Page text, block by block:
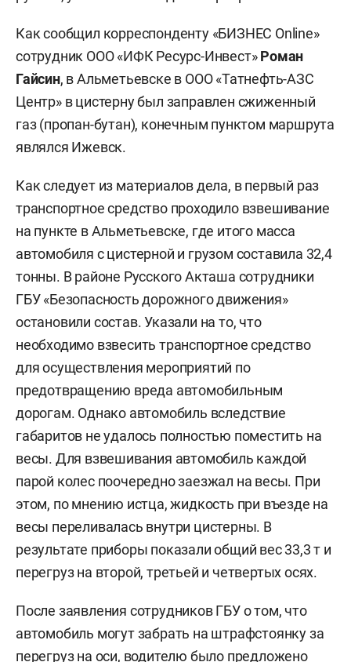
Как сообщил корреспонденту «БИЗНЕС Online»
сотрудник ООО «ИФК Ресурс-Инвест»Роман
Гайсин, в Альметьевске в ООО «Татнефть-АЗС
Центр» в цистерну был заправлен сжиженный
газ (пропан-бутан), конечным пунктом маршрута
являлся Ижевск.
Как следует из материалов дела, в первый раз
транспортное средство проходило взвешивание
на пункте в Альметьевске, где итого масса
автомобиля с цистерной и грузом составила 32,4
тонны. В районе Русского Акташа сотрудники
ГБУ «Безопасность дорожного движения»
остановили состав. Указали на то, что
необходимо взвесить транспортное средство
для осуществления мероприятий по
предотвращению вреда автомобильным
дорогам. Однако автомобиль вследствие
габаритов не удалось полностью поместить на
весы. Для взвешивания автомобиль каждой
парой колес поочередно заезжал на весы. При
этом, по мнению истца, жидкость при въезде на
весы переливалась внутри цистерны. В
результате приборы показали общий вес 33,3 т и
перегруз на второй, третьей и четвертых осях.
После заявления сотрудников ГБУ о том, что
автомобиль могут забрать на штрафстоянку за
перегруз на оси, водителю было предложено